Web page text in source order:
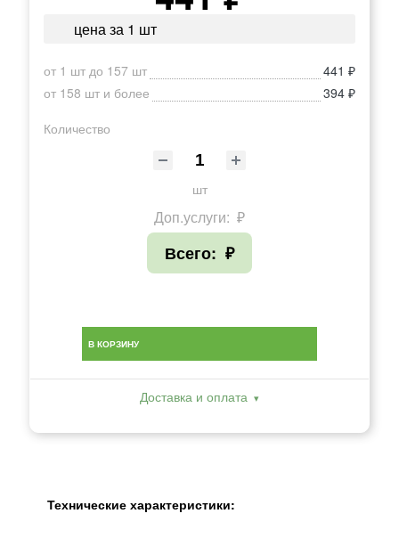
цена за 1 шт
от 1 шт до 157 шт
441 ₽
от 158 шт и более
394 ₽
Количество
шт
Доп.услуги: ₽
Всего: ₽
В КОРЗИНУ
Доставка и оплата
Технические характеристики: